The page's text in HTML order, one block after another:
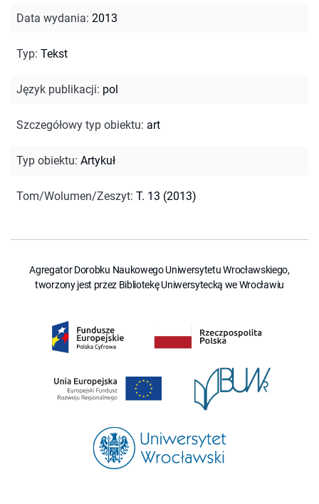
Data wydania: 2013
Typ: Tekst
Język publikacji: pol
Szczegółowy typ obiektu: art
Typ obiektu: Artykuł
Tom/Wolumen/Zeszyt: T. 13 (2013)
Agregator Dorobku Naukowego Uniwersytetu Wrocławskiego,
tworzony jest przez Bibliotekę Uniwersytecką we Wrocławiu